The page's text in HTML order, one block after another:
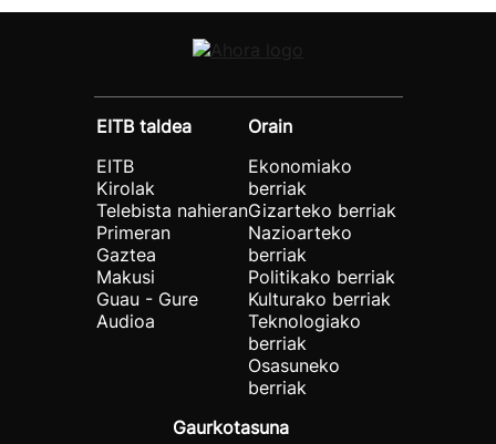
EITB taldea
EITB
Kirolak
Telebista nahieran
Primeran
Gaztea
Makusi
Guau - Gure
Audioa
Orain
Ekonomiako
berriak
Gizarteko berriak
Nazioarteko
berriak
Politikako berriak
Kulturako berriak
Teknologiako
berriak
Osasuneko
berriak
Gaurkotasuna